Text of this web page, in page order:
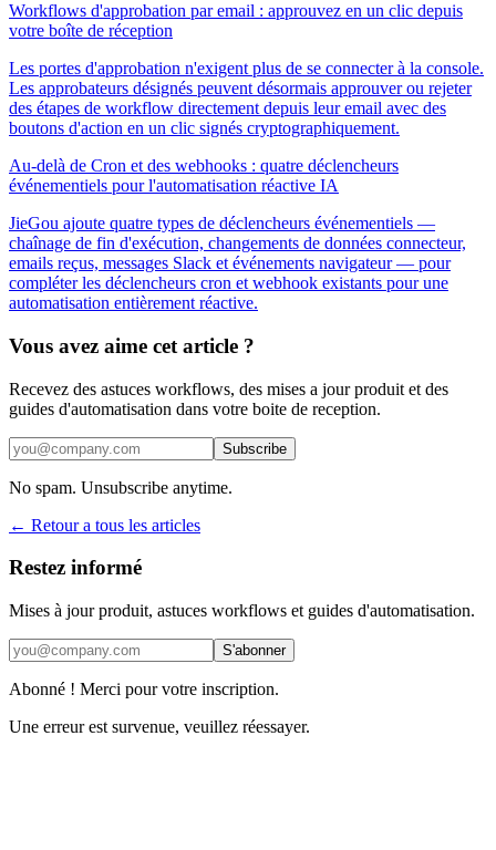
Workflows d'approbation par email : approuvez en un clic depuis
votre boîte de réception
Les portes d'approbation n'exigent plus de se connecter à la console.
Les approbateurs désignés peuvent désormais approuver ou rejeter
des étapes de workflow directement depuis leur email avec des
boutons d'action en un clic signés cryptographiquement.
Au-delà de Cron et des webhooks : quatre déclencheurs
événementiels pour l'automatisation réactive IA
JieGou ajoute quatre types de déclencheurs événementiels —
chaînage de fin d'exécution, changements de données connecteur,
emails reçus, messages Slack et événements navigateur — pour
compléter les déclencheurs cron et webhook existants pour une
automatisation entièrement réactive.
Vous avez aime cet article ?
Recevez des astuces workflows, des mises a jour produit et des
guides d'automatisation dans votre boite de reception.
Subscribe
No spam. Unsubscribe anytime.
← Retour a tous les articles
Restez informé
Mises à jour produit, astuces workflows et guides d'automatisation.
S'abonner
Abonné ! Merci pour votre inscription.
Une erreur est survenue, veuillez réessayer.